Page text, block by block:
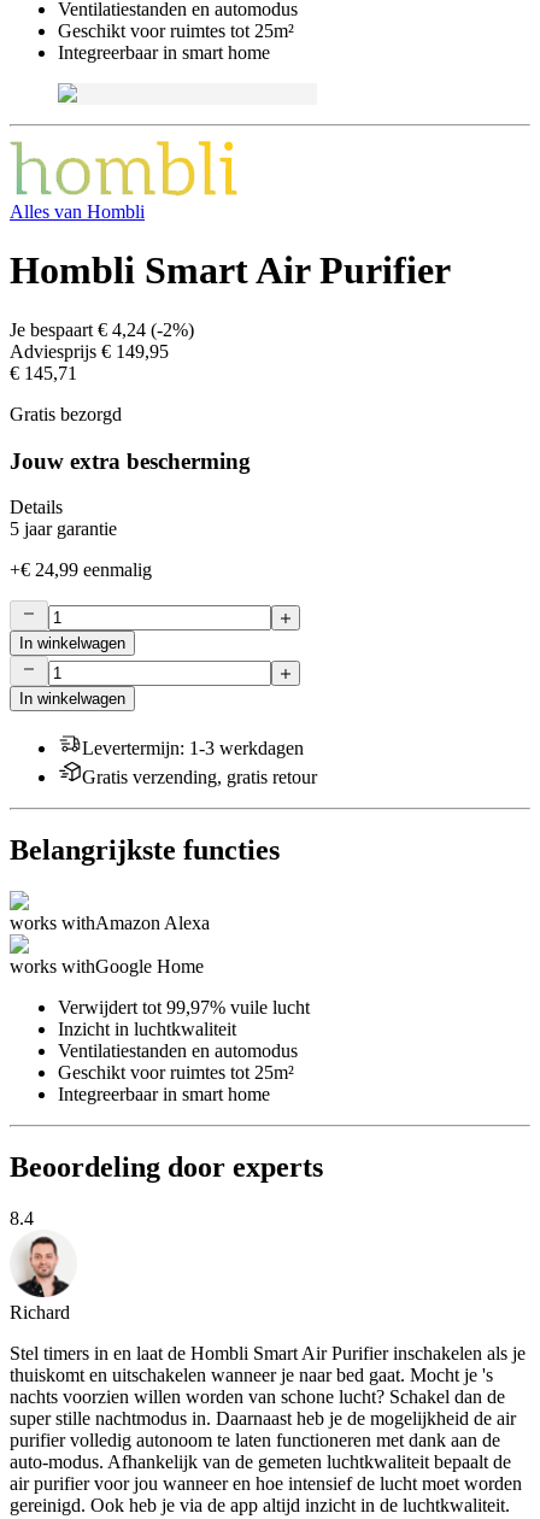
Ventilatiestanden en automodus
Geschikt voor ruimtes tot 25m²
Integreerbaar in smart home
Alles van Hombli
Hombli Smart Air Purifier
Je bespaart € 4,24 (-2%)
Adviesprijs € 149,95
€ 145,71
Gratis bezorgd
Jouw extra bescherming
Details
5 jaar garantie
+€ 24,99 eenmalig
In winkelwagen
In winkelwagen
Levertermijn: 1-3 werkdagen
Gratis verzending, gratis retour
Belangrijkste functies
works withAmazon Alexa
works withGoogle Home
Verwijdert tot 99,97% vuile lucht
Inzicht in luchtkwaliteit
Ventilatiestanden en automodus
Geschikt voor ruimtes tot 25m²
Integreerbaar in smart home
Beoordeling door experts
8.4
Richard
Stel timers in en laat de Hombli Smart Air Purifier inschakelen als je
thuiskomt en uitschakelen wanneer je naar bed gaat. Mocht je 's
nachts voorzien willen worden van schone lucht? Schakel dan de
super stille nachtmodus in. Daarnaast heb je de mogelijkheid de air
purifier volledig autonoom te laten functioneren met dank aan de
auto-modus. Afhankelijk van de gemeten luchtkwaliteit bepaalt de
air purifier voor jou wanneer en hoe intensief de lucht moet worden
gereinigd. Ook heb je via de app altijd inzicht in de luchtkwaliteit.